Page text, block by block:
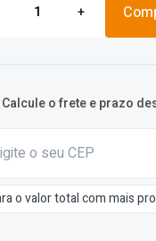
+
Calcule o frete e prazo
o valor total com mais